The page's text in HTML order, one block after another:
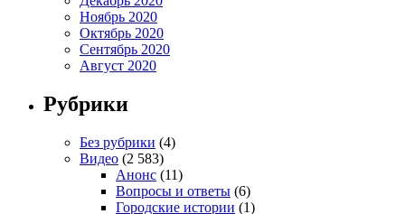
Ноябрь 2020
Октябрь 2020
Сентябрь 2020
Август 2020
Рубрики
Без рубрики (4)
Видео (2 583)
Анонс (11)
Вопросы и ответы (6)
Городские истории (1)